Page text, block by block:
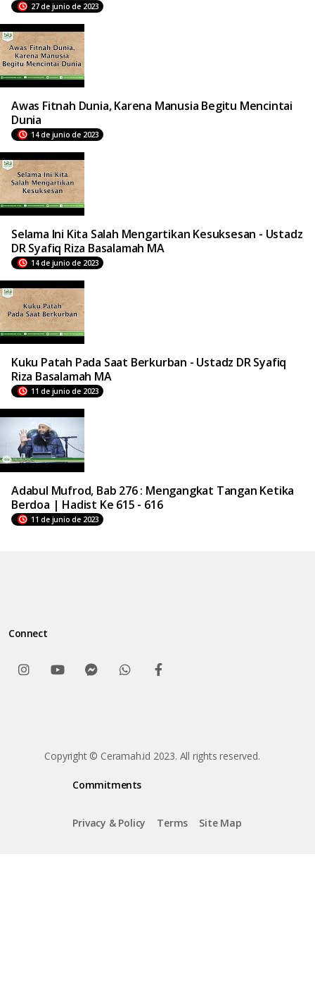
27 de junio de 2023
Awas Fitnah Dunia, Karena Manusia Begitu Mencintai
Dunia
14 de junio de 2023
Selama Ini Kita Salah Mengartikan Kesuksesan - Ustadz
DR Syafiq Riza Basalamah MA
14 de junio de 2023
Kuku Patah Pada Saat Berkurban - Ustadz DR Syafiq
Riza Basalamah MA
11 de junio de 2023
Adabul Mufrod, Bab 276 : Mengangkat Tangan Ketika
Berdoa | Hadist Ke 615 - 616
11 de junio de 2023
Connect
Copyright © Ceramah.id 2023. All rights reserved.
Commitments
Privacy & Policy Terms Site Map